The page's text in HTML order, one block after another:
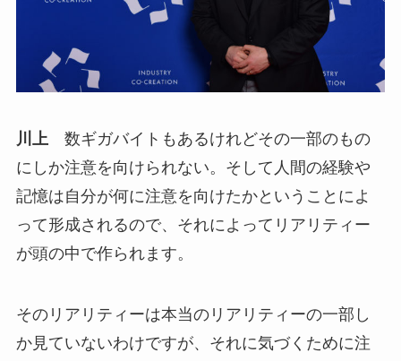
川上 数ギガバイトもあるけれどその一部のもの
にしか注意を向けられない。そして人間の経験や
記憶は自分が何に注意を向けたかということによ
って形成されるので、それによってリアリティー
が頭の中で作られます。
そのリアリティーは本当のリアリティーの一部し
か見ていないわけですが、それに気づくために注